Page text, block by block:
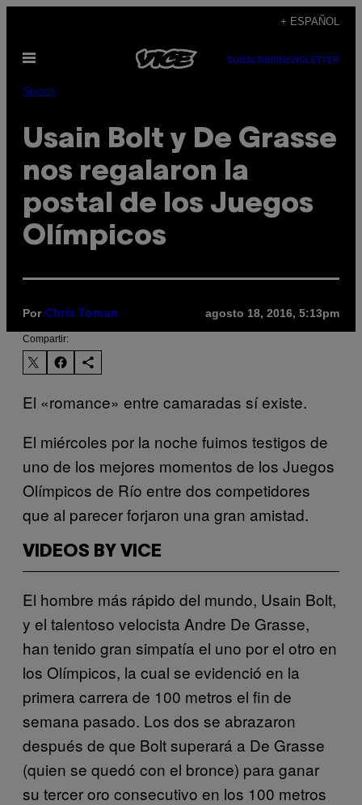
contenido
+ ESPAÑOL
Abrir
SUBSCRIBENEWSLETTER
Sports
Usain Bolt y De Grasse
nos regalaron la
postal de los Juegos
Olímpicos
Por Chris Toman agosto 18, 2016, 5:13pm
Compartir:
El «romance» entre camaradas sí existe.
El miércoles por la noche fuimos testigos de
uno de los mejores momentos de los Juegos
Olímpicos de Río entre dos competidores
que al parecer forjaron una gran amistad.
VIDEOS BY VICE
El hombre más rápido del mundo, Usain Bolt,
y el talentoso velocista Andre De Grasse,
han tenido gran simpatía el uno por el otro en
los Olímpicos, la cual se evidenció en la
primera carrera de 100 metros el fin de
semana pasado. Los dos se abrazaron
después de que Bolt superará a De Grasse
(quien se quedó con el bronce) para ganar
su tercer oro consecutivo en los 100 metros